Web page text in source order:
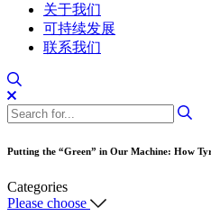
关于我们
可持续发展
联系我们
Putting the “Green” in Our Machine: How
Categories
Please choose